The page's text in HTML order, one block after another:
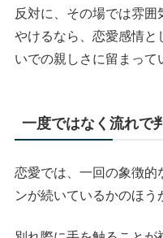
反対に、その場では雰
やけるなら、恋愛感情と
いでの親しさに留まって
一度ではなく流れで
恋愛では、一回の象徴的
ンが続いているかのほう